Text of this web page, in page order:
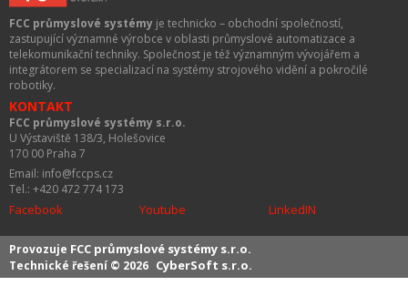
FCC průmyslové systémy je technicko – obchodní společností,
zastupující významné výrobce v oblasti průmyslové automatizace a
telekomunikační techniky. Společnost je též významným vývojářem a
integrátorem se specializací na systémy strojového vidění a pokročilé
robotiky.
KONTAKT
FCC průmyslové systémy s.r.o.
U Výstaviště 138/3, Holešovice
170 00 Praha 7
Email: info@fccps.cz
Tel.: +420 472 774 173
Facebook Youtube LinkedIN
Provozuje FCC průmyslové systémy s.r.o.
Technické řešení © 2026 CyberSoft s.r.o.